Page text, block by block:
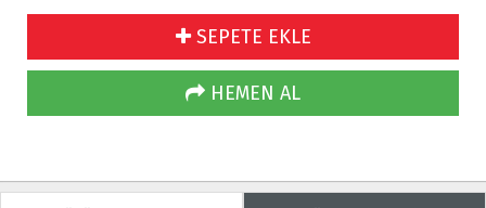
SEPETE EKLE
HEMEN AL